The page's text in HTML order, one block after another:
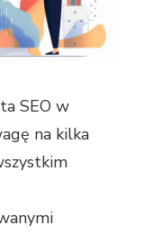
SEO w
na kilka